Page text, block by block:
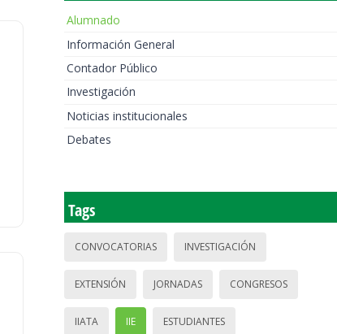
Alumnado
Información General
Contador Público
Investigación
Noticias institucionales
Debates
Tags
CONVOCATORIAS INVESTIGACIÓN
EXTENSIÓN JORNADAS CONGRESOS
IIATA IIE ESTUDIANTES